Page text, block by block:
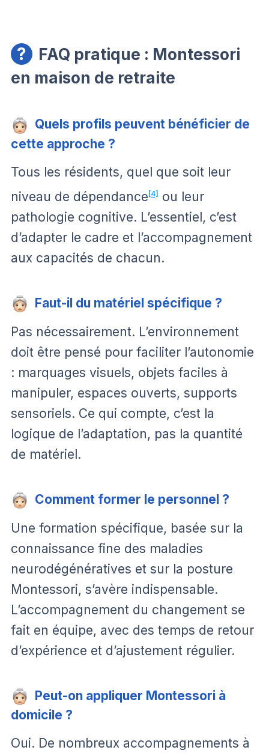
FAQ pratique : Montessori
en maison de retraite
Quels profils peuvent bénéficier de
cette approche ?
Tous les résidents, quel que soit leur
niveau de dépendance[4] ou leur
pathologie cognitive. L’essentiel, c’est
d’adapter le cadre et l’accompagnement
aux capacités de chacun.
Faut-il du matériel spécifique ?
Pas nécessairement. L’environnement
doit être pensé pour faciliter l’autonomie
: marquages visuels, objets faciles à
manipuler, espaces ouverts, supports
sensoriels. Ce qui compte, c’est la
logique de l’adaptation, pas la quantité
de matériel.
Comment former le personnel ?
Une formation spécifique, basée sur la
connaissance fine des maladies
neurodégénératives et sur la posture
Montessori, s’avère indispensable.
L’accompagnement du changement se
fait en équipe, avec des temps de retour
d’expérience et d’ajustement régulier.
Peut-on appliquer Montessori à
domicile ?
Oui. De nombreux accompagnements à